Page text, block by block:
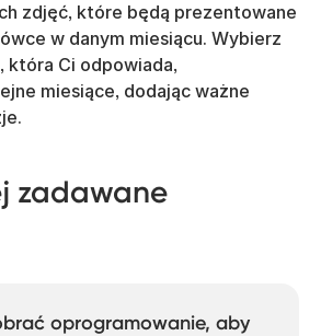
zdjęć, które będą prezentowane
w danym miesiącu. Wybierz
która Ci odpowiada,
miesiące, dodając ważne
zadawane
oprogramowanie, aby